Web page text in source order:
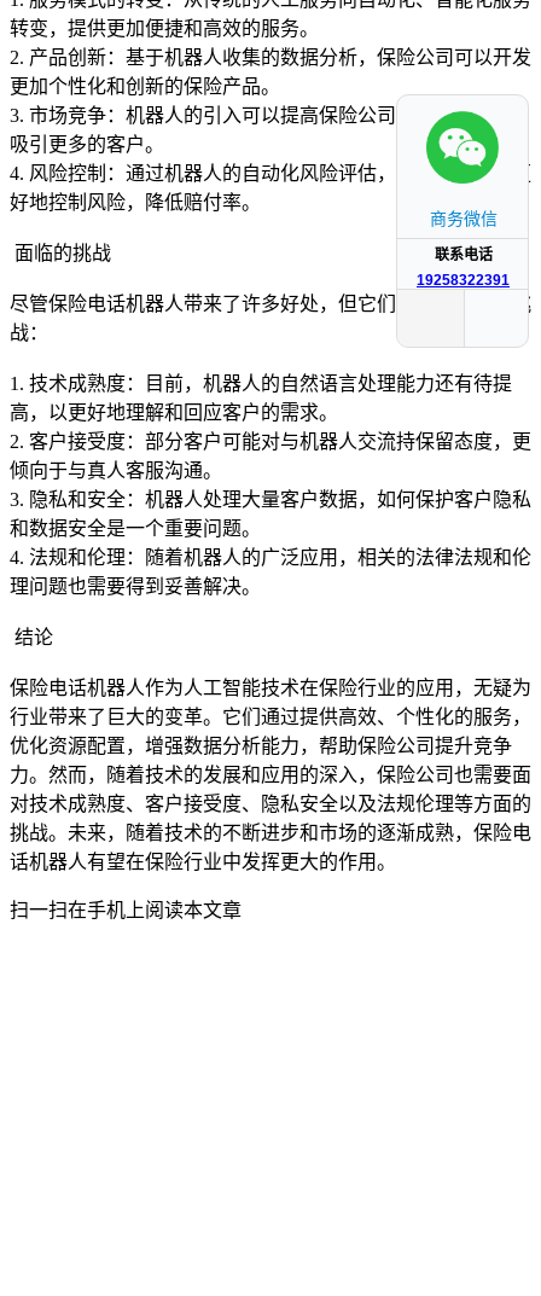
转变，提供更加便捷和高效的服务。
2. 产品创新：基于机器人收集的数据分析，保险公司可以开发
更加个性化和创新的保险产品。
3. 市场竞争：机器人的引入可以提高保险公司的市场竞争力，
吸引更多的客户。
4. 风险控制：通过机器人的自动化风险评估，保险公司可以更
好地控制风险，降低赔付率。
面临的挑战
尽管保险电话机器人带来了许多好处，但它们也面临着一些挑
战：
1. 技术成熟度：目前，机器人的自然语言处理能力还有待提
高，以更好地理解和回应客户的需求。
2. 客户接受度：部分客户可能对与机器人交流持保留态度，更
倾向于与真人客服沟通。
3. 隐私和安全：机器人处理大量客户数据，如何保护客户隐私
和数据安全是一个重要问题。
4. 法规和伦理：随着机器人的广泛应用，相关的法律法规和伦
理问题也需要得到妥善解决。
结论
保险电话机器人作为人工智能技术在保险行业的应用，无疑为
行业带来了巨大的变革。它们通过提供高效、个性化的服务，
优化资源配置，增强数据分析能力，帮助保险公司提升竞争
力。然而，随着技术的发展和应用的深入，保险公司也需要面
对技术成熟度、客户接受度、隐私安全以及法规伦理等方面的
挑战。未来，随着技术的不断进步和市场的逐渐成熟，保险电
话机器人有望在保险行业中发挥更大的作用。
扫一扫在手机上阅读本文章
商务微信
联系电话
19258322391